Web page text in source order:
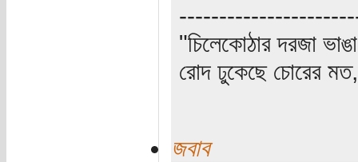
"চিলেকোঠার দরজা
রোদ ঢুকেছে চোরের মত,
জবাব